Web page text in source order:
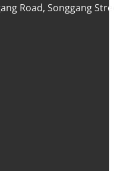
Road, Songgang